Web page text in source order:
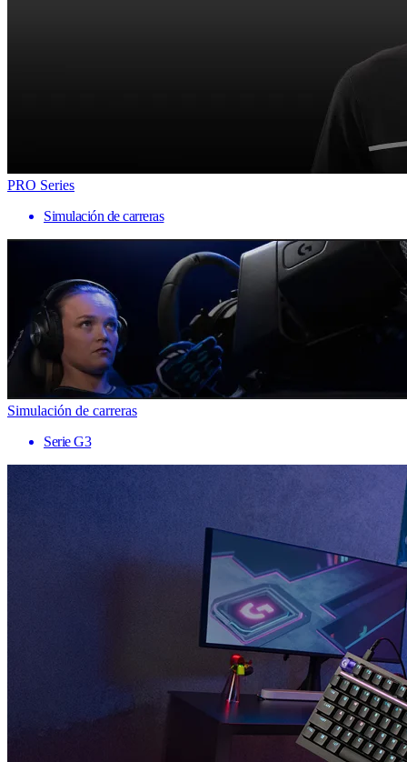
PRO Series
Simulación de carreras
Simulación de carreras
Serie G3